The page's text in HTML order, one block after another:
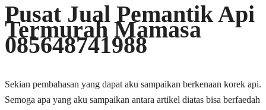
Pusat Jual Pemantik Api
Termurah Mamasa
085648741988
Sekian pembahasan yang dapat aku sampaikan berkenaan korek api.
Semoga apa yang aku sampaikan antara artikel diatas bisa berfaedah